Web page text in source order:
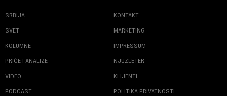
SRBIJA
SVET
KOLUMNE
PRIČE I ANALIZE
VIDEO
PODCAST
KONTAKT
MARKETING
IMPRESSUM
NJUZLETER
KLIJENTI
POLITIKA PRIVATNOSTI